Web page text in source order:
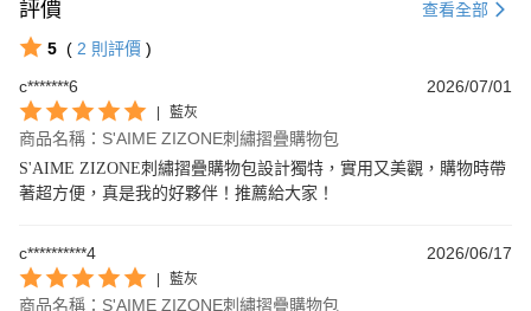
評價 查看全部
5 ( 2 則評價 )
c*******6
2026/07/01
| 藍灰
商品名稱：S'AIME ZIZONE刺繡摺疊購物包
S'AIME ZIZONE刺繡摺疊購物包設計獨特，實用又美觀，購物時帶
著超方便，真是我的好夥伴！推薦給大家！
c**********4 2026/06/17
| 藍灰
商品名稱：S'AIME ZIZONE刺繡摺疊購物包